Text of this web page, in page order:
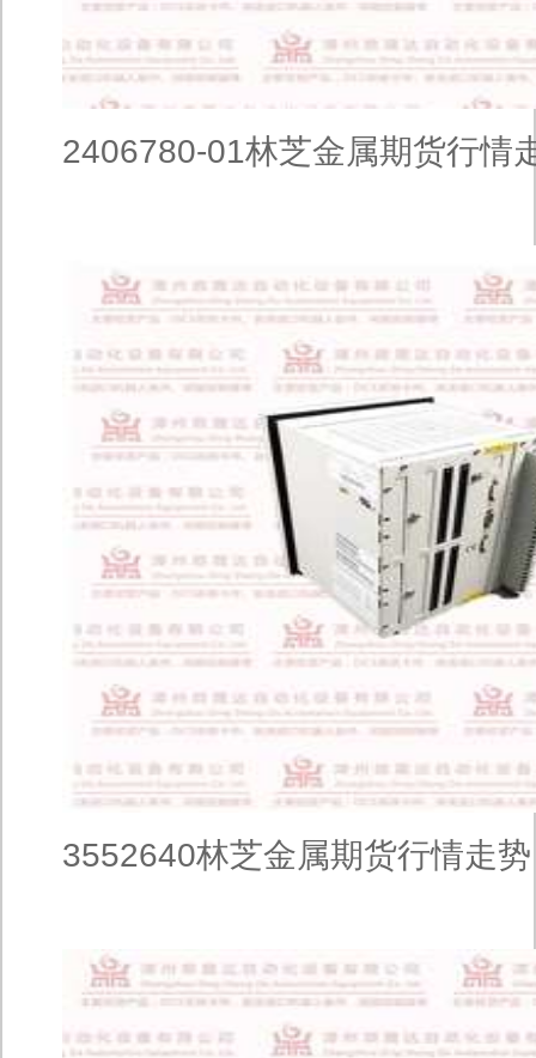
2406780-01林芝金属期货行情
3552640林芝金属期货行情走势